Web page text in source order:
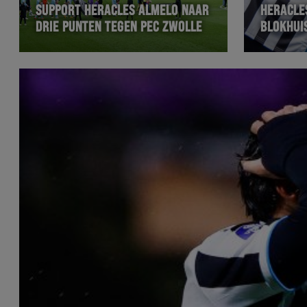
SUPPORT HERACLES ALMELO NAAR
DRIE PUNTEN TEGEN PEC ZWOLLE